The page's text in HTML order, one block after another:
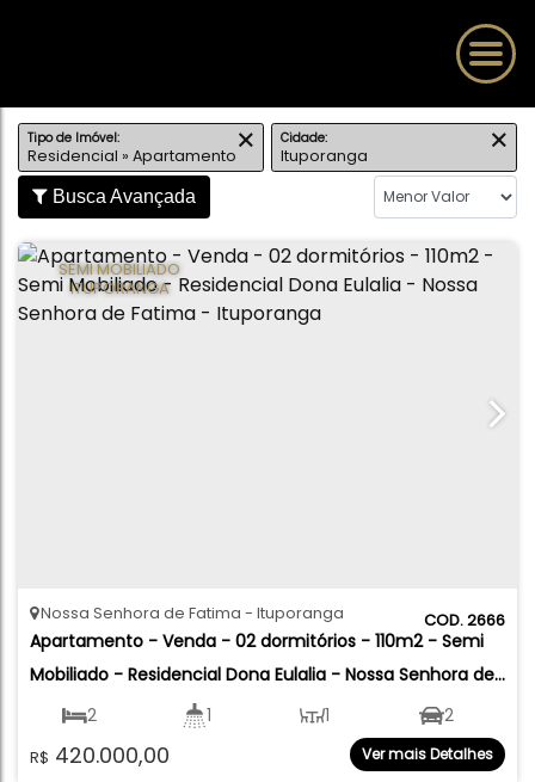
Tipo de Imóvel:
Residencial » Apartamento
Cidade:
Ituporanga
Busca Avançada
SEMI MOBILIADO
ITUPORANGA
2666
Apartamento - Venda - 02 dormitórios - 110m2 - Semi
Mobiliado - Residencial Dona Eulalia - Nossa Senhora de
Fatima - Ituporanga
R$ 420.000,00
Nossa Senhora de Fatima Ituporanga
2 1
110.00m²
1 2
Ver mais Detalhes